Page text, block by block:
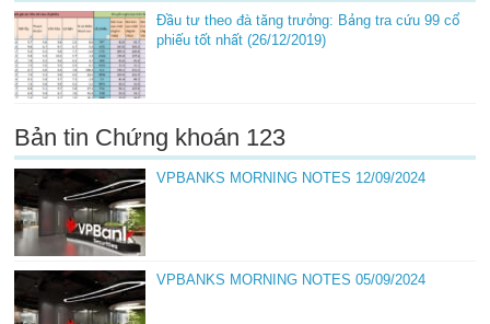
Đầu tư theo đà tăng trưởng: Bảng tra cứu 99 cổ
phiếu tốt nhất (26/12/2019)
Bản tin Chứng khoán 123
VPBANKS MORNING NOTES 12/09/2024
VPBANKS MORNING NOTES 05/09/2024